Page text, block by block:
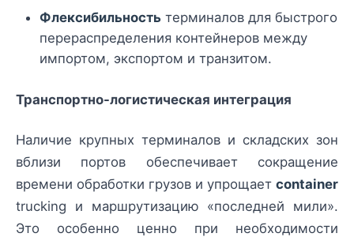
Флексибильность терминалов для быстрого
перераспределения контейнеров между
импортом, экспортом и транзитом.
Транспортно-логистическая интеграция
Наличие крупных терминалов и складских зон
вблизи портов обеспечивает сокращение
времени обработки грузов и упрощает container
trucking и маршрутизацию «последней мили».
Это особенно ценно при необходимости